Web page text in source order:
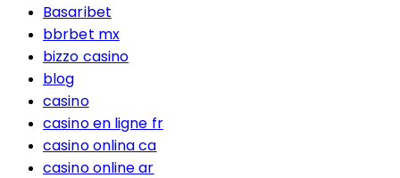
Basaribet
bbrbet mx
bizzo casino
blog
casino
casino en ligne fr
casino onlina ca
casino online ar